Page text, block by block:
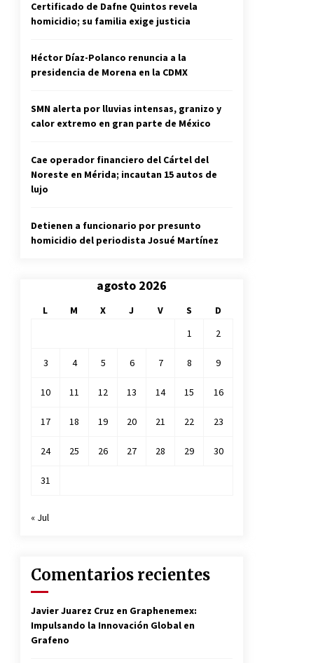
Certificado de Dafne Quintos revela
homicidio; su familia exige justicia
Héctor Díaz-Polanco renuncia a la
presidencia de Morena en la CDMX
SMN alerta por lluvias intensas, granizo y
calor extremo en gran parte de México
Cae operador financiero del Cártel del
Noreste en Mérida; incautan 15 autos de
lujo
Detienen a funcionario por presunto
homicidio del periodista Josué Martínez
agosto 2026
L M X J V S
D
1
2
3 4 5 6 7 8 9
10 11 12 13 14 15 16
17 18 19 20 21 22 23
24 25 26 27 28 29 30
31
« Jul
Comentarios recientes
Javier Juarez Cruz en Graphenemex:
Impulsando la Innovación Global en
Grafeno